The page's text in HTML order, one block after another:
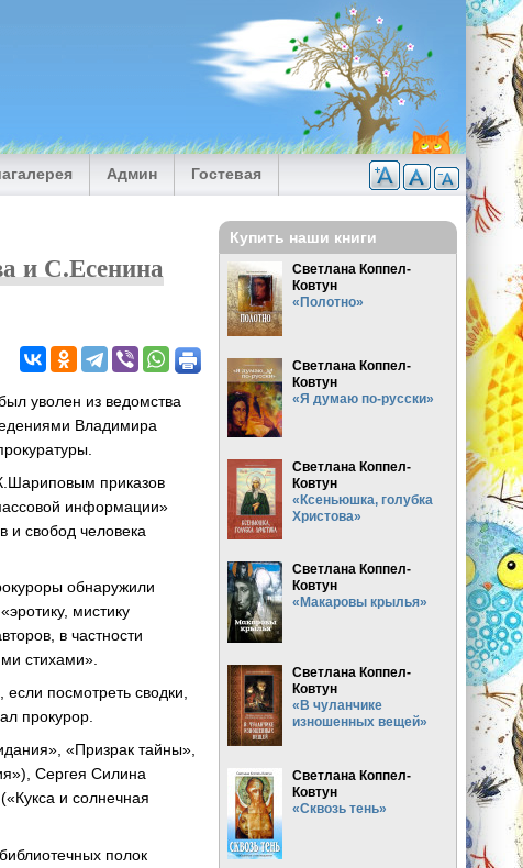
Админ Гостевая
и С.Есенина
уволен из ведомства
Владимира
приказов
информации»
и свобод человека
обнаружили
мистику
в частности
стихами».
посмотреть сводки,
прокурор.
«Призрак тайны»,
Сергея Силина
и солнечная
полок
Купить наши книги
Светлана Коппел-
Ковтун
«Полотно»
Светлана Коппел-
Ковтун
«Я думаю по-русски»
Светлана Коппел-
Ковтун
«Ксеньюшка, голубка
Христова»
Светлана Коппел-
Ковтун
«Макаровы крылья»
Светлана Коппел-
Ковтун
«В чуланчике
изношенных вещей»
Светлана Коппел-
Ковтун
«Сквозь тень»